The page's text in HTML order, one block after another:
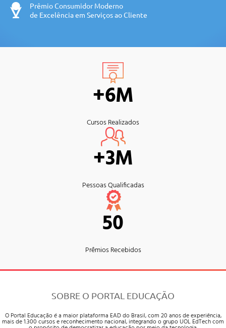
Prêmio Consumidor Moderno
de Excelência em Serviços ao Cliente
+6M
Cursos Realizados
+3M
Pessoas Qualificadas
50
Prêmios Recebidos
SOBRE O PORTAL EDUCAÇÃO
O Portal Educação é a maior plataforma EAD do Brasil, com 20 anos de experiência,
mais de 1.300 cursos e reconhecimento nacional, integrando o grupo UOL EdTech com